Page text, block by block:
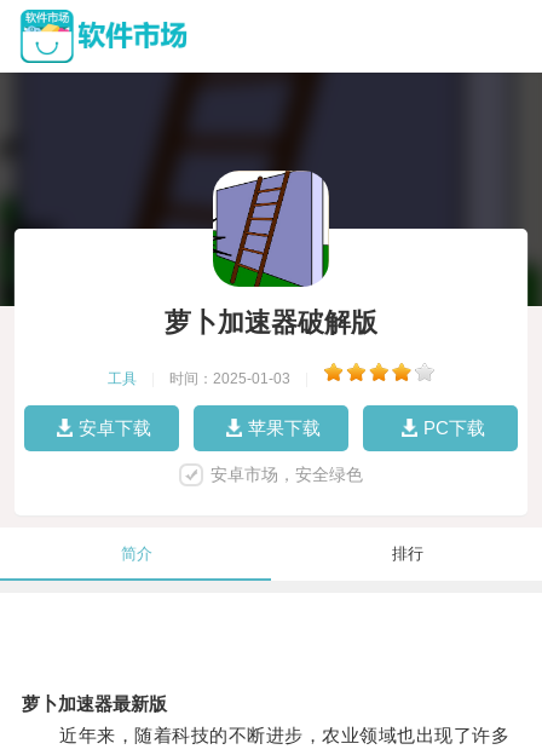
萝卜加速器破解版
工具 时间：2025-01-03
安卓下载 苹果下载 PC下载
安卓市场，安全绿色
简介 排行
萝卜加速器最新版
近年来，随着科技的不断进步，农业领域也出现了许多